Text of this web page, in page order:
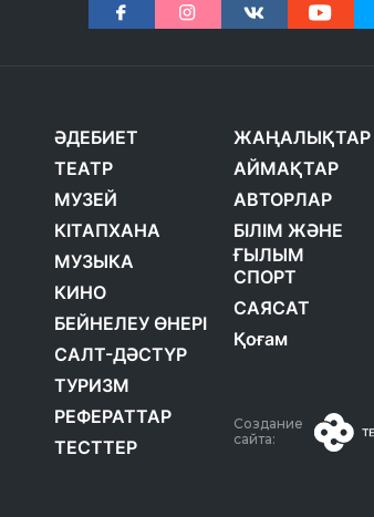
ӘДЕБИЕТ
ТЕАТР
МУЗЕЙ
КІТАПХАНА
МУЗЫКА
КИНО
БЕЙНЕЛЕУ ӨНЕРІ
САЛТ-ДӘСТҮР
ТУРИЗМ
РЕФЕРАТТАР
ТЕСТТЕР
ЖАҢАЛЫҚТАР
АЙМАҚТАР
АВТОРЛАР
БІЛІМ ЖӘНЕ
ҒЫЛЫМ
СПОРТ
САЯСАТ
Қоғам
Создание
сайта: